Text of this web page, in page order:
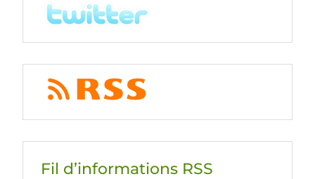
Fil d’informations RSS